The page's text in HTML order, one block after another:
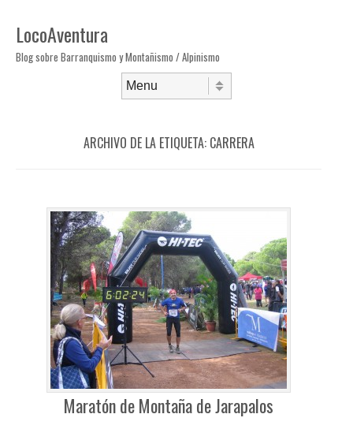
LocoAventura
Blog sobre Barranquismo y Montañismo / Alpinismo
ARCHIVO DE LA ETIQUETA: CARRERA
Maratón de Montaña de Jarapalos